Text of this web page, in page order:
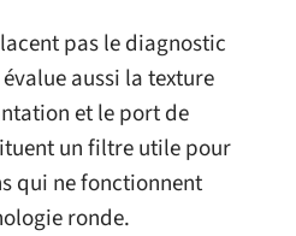
pas le diagnostic
aussi la texture
et le port de
un filtre utile pour
qui ne fonctionnent
ronde.